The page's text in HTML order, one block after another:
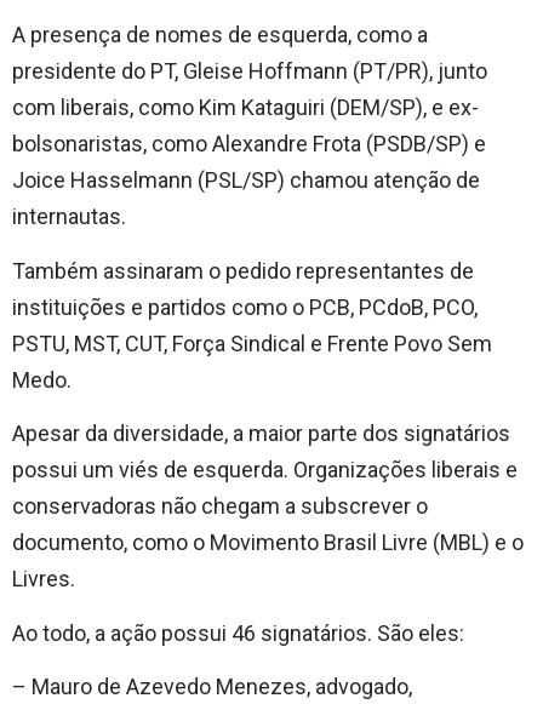
A presença de nomes de esquerda, como a
presidente do PT, Gleise Hoffmann (PT/PR), junto
com liberais, como Kim Kataguiri (DEM/SP), e ex-
bolsonaristas, como Alexandre Frota (PSDB/SP) e
Joice Hasselmann (PSL/SP) chamou atenção de
internautas.
Também assinaram o pedido representantes de
instituições e partidos como o PCB, PCdoB, PCO,
PSTU, MST, CUT, Força Sindical e Frente Povo Sem
Medo.
Apesar da diversidade, a maior parte dos signatários
possui um viés de esquerda. Organizações liberais e
conservadoras não chegam a subscrever o
documento, como o Movimento Brasil Livre (MBL) e o
Livres.
Ao todo, a ação possui 46 signatários. São eles:
– Mauro de Azevedo Menezes, advogado,